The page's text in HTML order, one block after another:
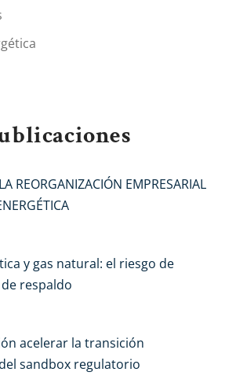
REORGANIZACIÓN EMPRESARIAL
y gas natural: el riesgo de
respaldo
acelerar la transición
sandbox regulatorio